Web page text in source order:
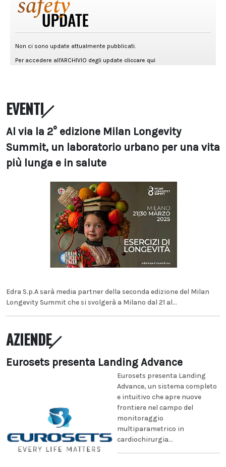
EVENTI
Al via la 2° edizione Milan Longevity
Summit, un laboratorio urbano per una vita
più lunga e in salute
Edra S.p.A sarà media partner della seconda edizione del Milan
Longevity Summit che si svolgerà a Milano dal 21 al...
AZIENDE
Eurosets presenta Landing Advance
Eurosets presenta Landing
Advance, un sistema completo
e intuitivo che apre nuove
frontiere nel campo del
monitoraggio
multiparametrico in
cardiochirurgia...